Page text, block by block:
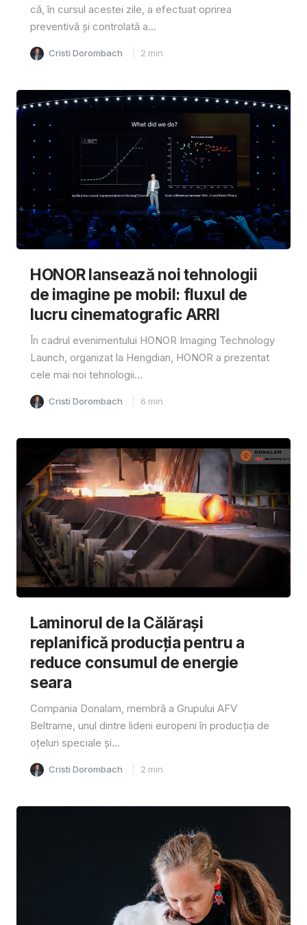
că, în cursul acestei zile, a efectuat oprirea
preventivă și controlată a...
Cristi Dorombach 2 min
HONOR lansează noi tehnologii
de imagine pe mobil: fluxul de
lucru cinematografic ARRI
În cadrul evenimentului HONOR Imaging Technology
Launch, organizat la Hengdian, HONOR a prezentat
cele mai noi tehnologii...
Cristi Dorombach 6 min
Laminorul de la Călărași
replanifică producția pentru a
reduce consumul de energie
seara
Compania Donalam, membră a Grupului AFV
Beltrame, unul dintre liderii europeni în producția de
oțeluri speciale și...
Cristi Dorombach 2 min